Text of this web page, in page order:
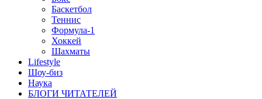
Баскетбол
Теннис
Формула-1
Хоккей
Шахматы
Lifestyle
Шоу-биз
Наука
БЛОГИ ЧИТАТЕЛЕЙ